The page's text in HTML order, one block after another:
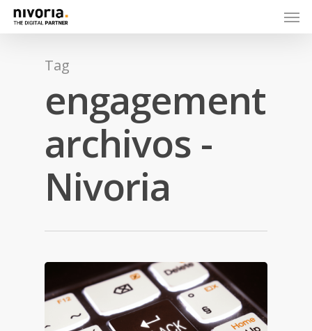
Tag
engagement
archivos -
Nivoria